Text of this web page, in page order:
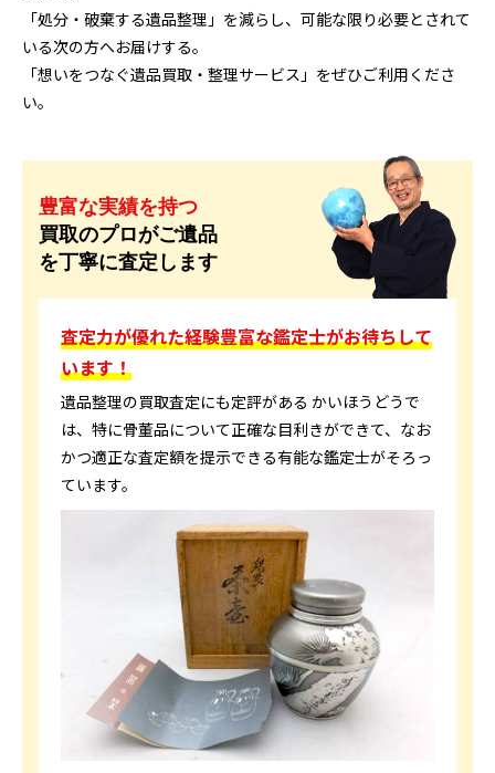
「処分・破棄する遺品整理」を減らし、可能な限り必要とされて
いる次の方へお届けする。
「想いをつなぐ遺品買取・整理サービス」をぜひご利用くださ
い。
豊富な実績を持つ
買取のプロがご遺品
を丁寧に査定します
査定力が優れた経験豊富な鑑定士がお待ちして
います！
遺品整理の買取査定にも定評がある かいほうどうで
は、特に骨董品について正確な目利きができて、なお
かつ適正な査定額を提示できる有能な鑑定士がそろっ
ています。